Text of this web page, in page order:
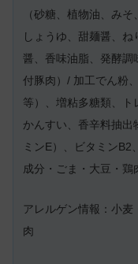
（砂糖、植物油、み
しょうゆ、甜麺醤、
醤、香味油脂、発酵調
付豚肉）/ 加工でん粉
等）、増粘多糖類、ト
かんすい、香辛料抽出
ミンE）、ビタミンB2
成分・ごま・大豆・鶏
アレルゲン情報：小
肉